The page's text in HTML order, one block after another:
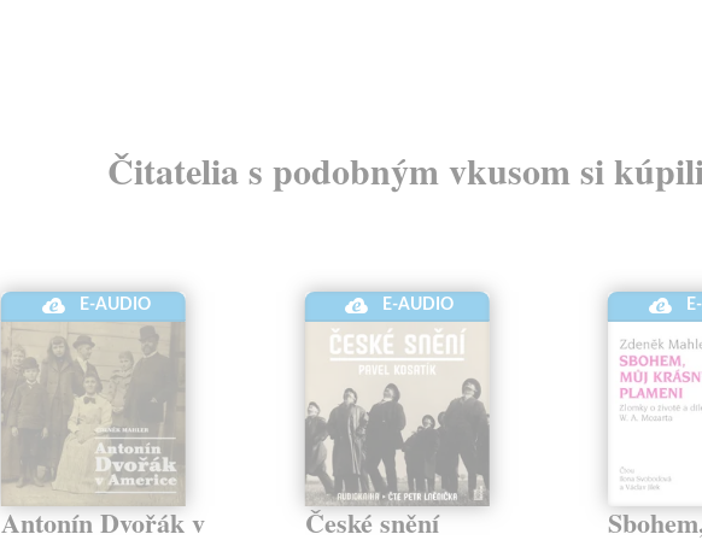
Čitatelia s podobným vkusom si
E-AUDIO
Antonín Dvořák v
E-AUDIO
České snění